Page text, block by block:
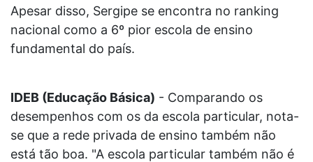
Apesar disso, Sergipe se encontra no ranking
nacional como a 6º pior escola de ensino
fundamental do país.
IDEB (Educação Básica) - Comparando os
desempenhos com os da escola particular, nota-
se que a rede privada de ensino também não
está tão boa. "A escola particular também não é